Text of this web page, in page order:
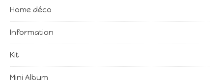
Home déco
Information
Kit
Mini Album